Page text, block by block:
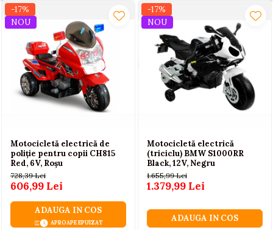
-17%
NOU
Motocicletă electrică de
poliție pentru copii CH815
Red, 6V, Roșu
728,39 Lei
606,99 Lei
ADAUGA IN COS
APROAPE EPUIZAT
-17%
NOU
Motocicletă electrică
(triciclu) BMW S1000RR
Black, 12V, Negru
1.655,99 Lei
1.379,99 Lei
ADAUGA IN COS